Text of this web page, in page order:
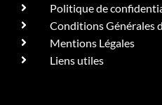
Politique de
Conditions Générales
Mentions Légales
Liens utiles